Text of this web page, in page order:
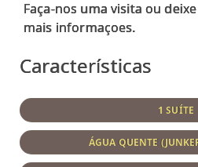
Faça-nos uma visita ou
Características
1 SUÍTE
ÁGUA QUENTE